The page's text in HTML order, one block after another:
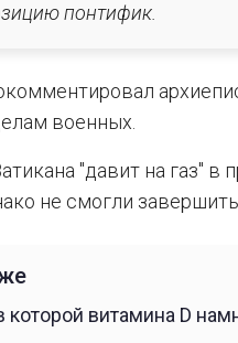
понтифик.
военных.
"давит на газ" в
не смогли завершить.
витамина D